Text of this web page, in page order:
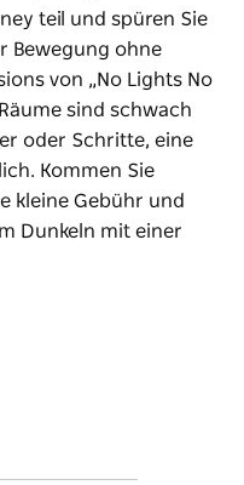
teil und spüren Sie
Bewegung ohne
von „No Lights No
sind schwach
oder Schritte, eine
Kommen Sie
kleine Gebühr und
Dunkeln mit einer
teil und spüren Sie
sind schwach
oder Schritte, eine
Kommen Sie